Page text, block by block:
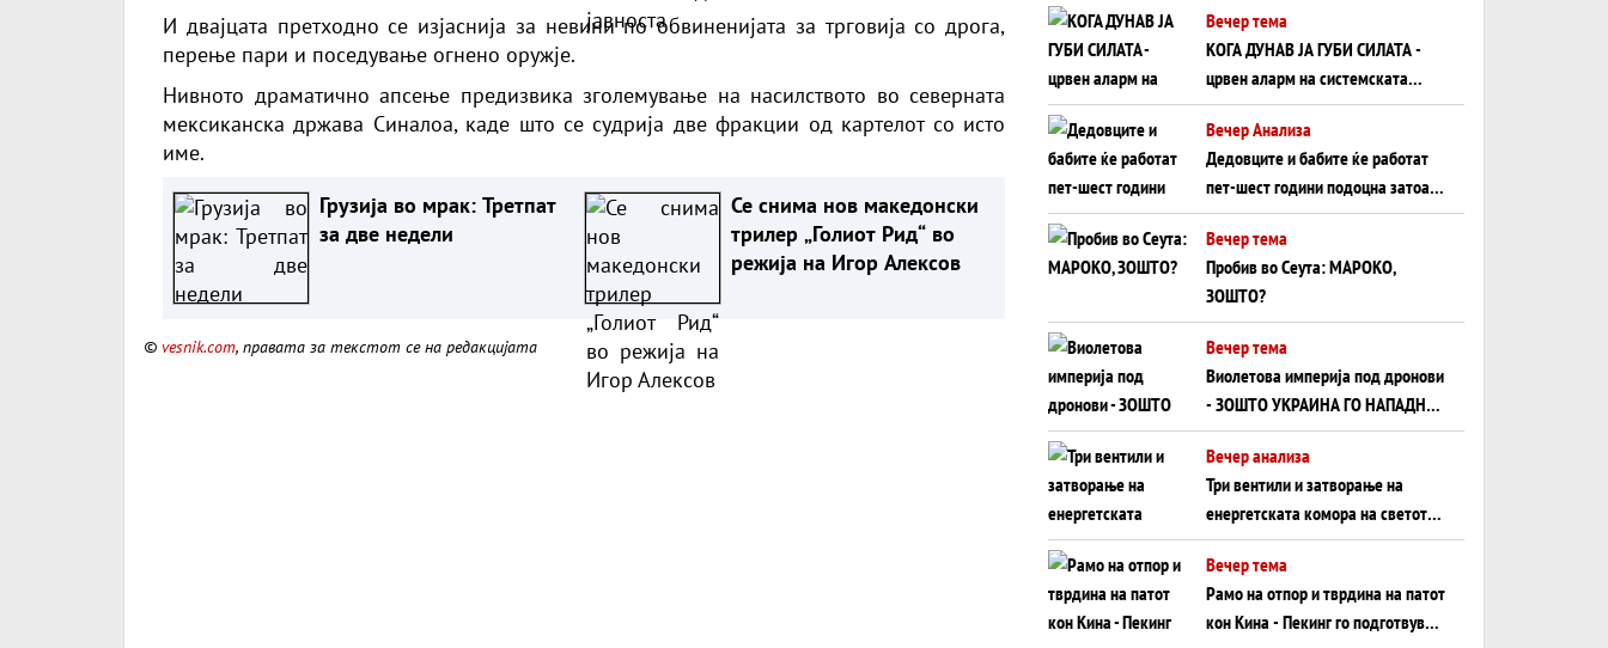
И двајцата претходно се изјаснија за невини по обвиненијата за трговија со дрога,
перење пари и поседување огнено оружје.
Нивното драматично апсење предизвика зголемување на насилството во северната
мексиканска држава Синалоа, каде што се судрија две фракции од картелот со исто
име.
Грузија во мрак: Третпат
за две недели
Се снима нов македонски
трилер „Голиот Рид“ во
режија на Игор Алексов
© vesnik.com, правата за текстот се на редакцијата
Вечер тема
КОГА ДУНАВ ЈА ГУБИ СИЛАТА -
црвен аларм на системската
плоча од јужна Германија до
Црното Море...
Вечер Анализа
Дедовците и бабите ќе работат
пет-шест години подоцна затоа
што НЕМААТ ВНУЦИ ДА ГИ
ЗАМЕНАТ
Вечер тема
Пробив во Сеута: МАРОКО,
ЗОШТО?
Вечер тема
Виолетова империја под дронови
- ЗОШТО УКРАИНА ГО НАПАДНА
РУСКИОТ WILDBERRIES
Вечер анализа
Три вентили и затворање на
енергетската комора на светот:
Нападот во Суец најавува
глобален енергетски инфаркт?
Вечер тема
Рамо на отпор и тврдина на патот
кон Кина - Пекинг го подготвува